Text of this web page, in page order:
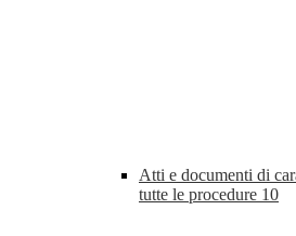
Atti e documenti di
tutte le procedure 10